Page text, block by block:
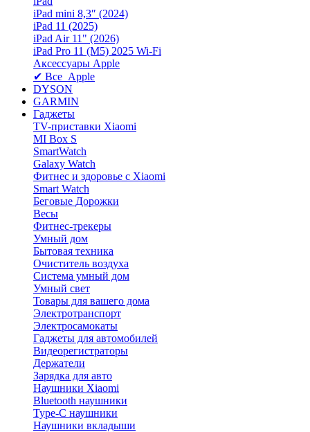
iPad mini 8,3″ (2024)
iPad 11 (2025)
iPad Air 11" (2026)
iPad Pro 11 (M5) 2025 Wi-Fi
Аксессуары Apple
✔ Все Apple
DYSON
GARMIN
Гаджеты
TV-приставки Xiaomi
MI Box S
SmartWatch
Galaxy Watch
Фитнес и здоровье с Xiaomi
Smart Watch
Беговые Дорожки
Весы
Фитнес-трекеры
Умный дом
Бытовая техника
Очиститель воздуха
Система умный дом
Умный свет
Товары для вашего дома
Электротранспорт
Электросамокаты
Гаджеты для автомобилей
Видеорегистраторы
Держатели
Зарядка для авто
Наушники Xiaomi
Bluetooth наушники
Type-C наушники
Наушники вкладыши